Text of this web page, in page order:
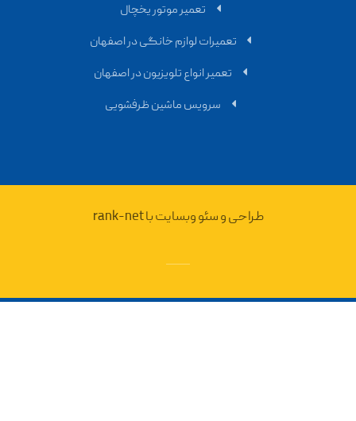
تعمیر موتور یخچال
تعمیرات لوازم خانگی در اصفهان
تعمیر انواع تلویزیون در اصفهان
سرویس ماشین ظرفشویی
طراحی و سئو وبسایت با rank-net